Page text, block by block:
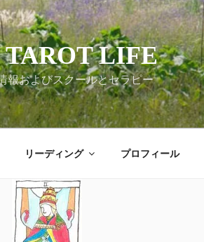
LIFE
報およびスクールとセラピー
リーディング プロフィール